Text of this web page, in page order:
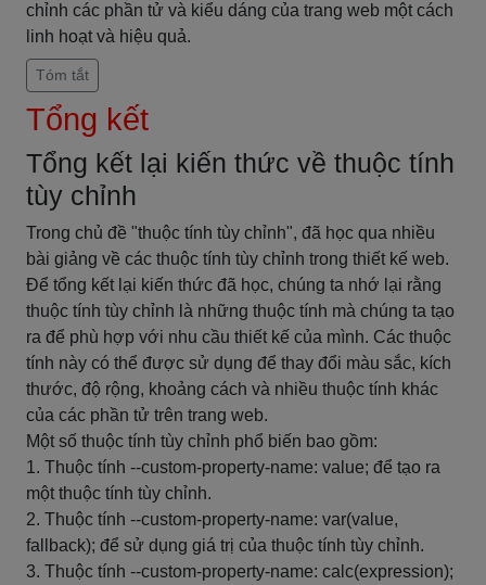
chỉnh các phần tử và kiểu dáng của trang web một cách
linh hoạt và hiệu quả.
Tóm tắt
Tổng kết
Tổng kết lại kiến thức về thuộc tính
tùy chỉnh
Trong chủ đề "thuộc tính tùy chỉnh", đã học qua nhiều
bài giảng về các thuộc tính tùy chỉnh trong thiết kế web.
Để tổng kết lại kiến thức đã học, chúng ta nhớ lại rằng
thuộc tính tùy chỉnh là những thuộc tính mà chúng ta tạo
ra để phù hợp với nhu cầu thiết kế của mình. Các thuộc
tính này có thể được sử dụng để thay đổi màu sắc, kích
thước, độ rộng, khoảng cách và nhiều thuộc tính khác
của các phần tử trên trang web.
Một số thuộc tính tùy chỉnh phổ biến bao gồm:
1. Thuộc tính --custom-property-name: value; để tạo ra
một thuộc tính tùy chỉnh.
2. Thuộc tính --custom-property-name: var(value,
fallback); để sử dụng giá trị của thuộc tính tùy chỉnh.
3. Thuộc tính --custom-property-name: calc(expression);